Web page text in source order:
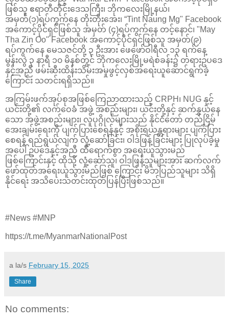
ဖြစ်သူ ဧရာတီတိုင်းဒေသကြီး၊ ဘိုကလေးမြို့နယ်၊
အမှတ်(၁)ရပ်ကွက်နေ တိုးတိုးအေး၊ “Tint Naung Mg" Facebook
အကောင့်ပိုင်ရှင်ဖြစ်သူ အမှတ် (၄)ရပ်ကွက်နေ တင့်နောင်၊ "May
Tha Zin Oo" Facebook အကောင့်ပိုင်ရှင်ဖြစ်သူ အမှတ်(၉)
ရပ်ကွက်နေ မေသဇင်တို့ ၃ ဦးအား ဖေဖော်ဝါရီလ ၁၃ ရက်နေ့
မွန်းလွဲ ၃ နာရီ ၁၀ မိနစ်တွင် ဘိုကလေးမြို့မရဲစခန်း၌ တရားဥပဒေ
နှင့်အညီ ဖမ်းဆီးထိန်းသိမ်းအမှုဖွင့်လှစ်အရေးယူဆောင်ရွက်ခဲ့
ကြောင်း သတင်းရရှိသည်။
အကြမ်းဖက်အုပ်စုအဖြစ်ကြေညာထားသည့် CRPH၊ NUG နှင့်
ယင်းတို့၏ လက်ဝေခံ အဖွဲ့ အစည်းများ၊ ယင်းတို့နှင့် ဆက်နွှယ်နေ
သော အဖွဲ့အစည်းများ၊ လူပုဂ္ဂိုလ်များသည် နိုင်ငံတော် တည်ငြိမ်
အေးချမ်းရေးကို ပျက်ပြားစေရန်နှင့် အစိုးရယန္တရားများ ပျက်ပြား
စေရန် ရည်ရွယ်လျက် လှုံ့ဆော်ခြင်း၊ ဝါဒဖြန့်ခြင်းများ ပြုလုပ်ခဲ့မှု
အပေါ် ဥပဒေနှင့်အညီ ထိရောက်စွာ အရေးယူသွားမည်
ဖြစ်ကြောင်းနှင့် ထိုသို့ လှုံ့ဆော်သူ၊ ဝါဒဖြန့်သူများအား ဆက်လက်
ဖော်ထုတ်အရေးယူသွားမည်ဖြစ် ကြောင်း မိဘပြည်သူများ သိရှိ
နိုင်ရေး အသိပေးသတင်းထုတ်ပြန်ပြီးဖြစ်သည်။
#News #MNP
https://t.me/MyanmarNationalPost
a la/s February 15, 2025
Share
No comments: